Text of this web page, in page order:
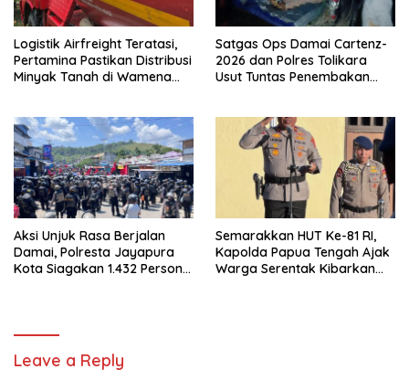
Logistik Airfreight Teratasi,
Pertamina Pastikan Distribusi
Minyak Tanah di Wamena
Satgas Ops Damai Cartenz-
2026 dan Polres Tolikara
Usut Tuntas Penembakan
Aksi Unjuk Rasa Berjalan
Damai, Polresta Jayapura
Kota Siagakan 1.432 Personel
Semarakkan HUT Ke-81 RI,
Kapolda Papua Tengah Ajak
Warga Serentak Kibarkan
Leave a Reply